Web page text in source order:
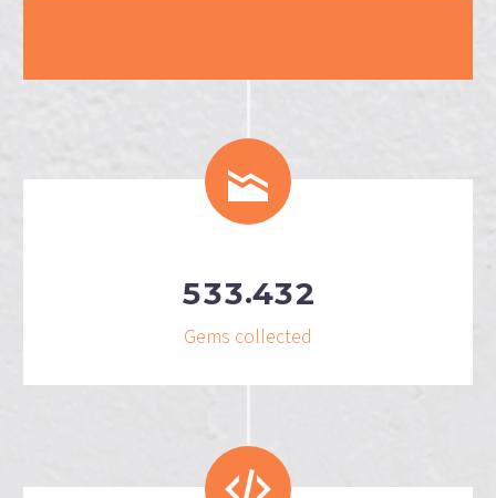
533.432
Gems collected